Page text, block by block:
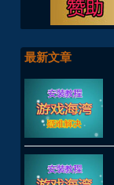
最新文章